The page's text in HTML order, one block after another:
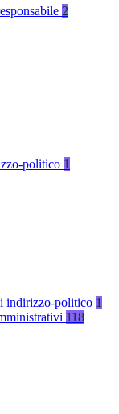
2
politico 1
indirizzo-politico 1
118